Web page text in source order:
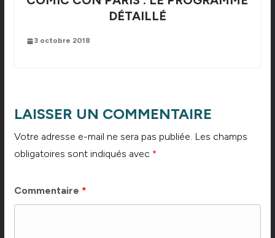
DÉTAILLÉ
3 octobre 2018
LAISSER UN COMMENTAIRE
Votre adresse e-mail ne sera pas publiée. Les champs
obligatoires sont indiqués avec *
Commentaire *